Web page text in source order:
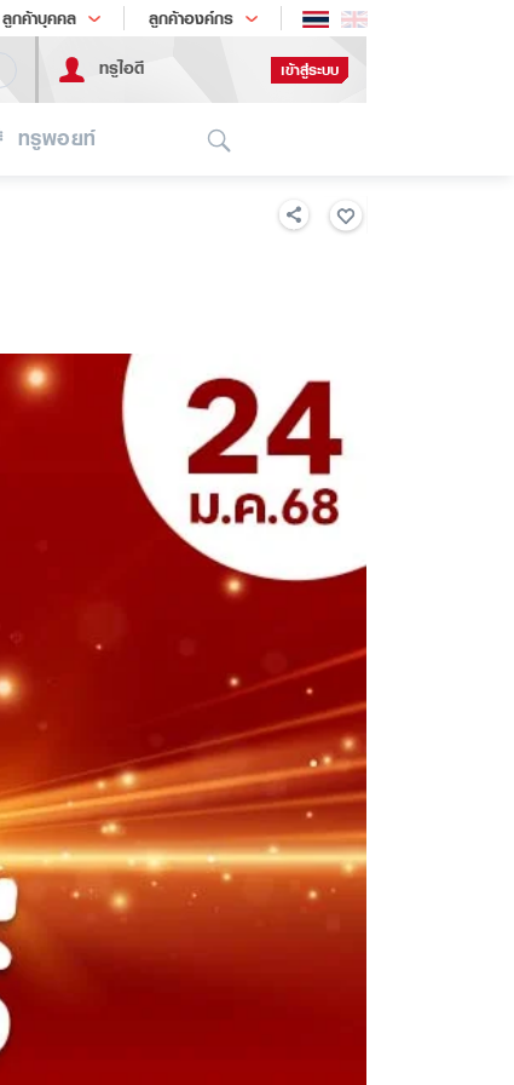
ลูกค้าบุคคล ลูกค้าองค์กร
เทรนด์เทคโนโลยี
ทรูไอดี เข้าสู่ระบบ
ทรูพอยท์